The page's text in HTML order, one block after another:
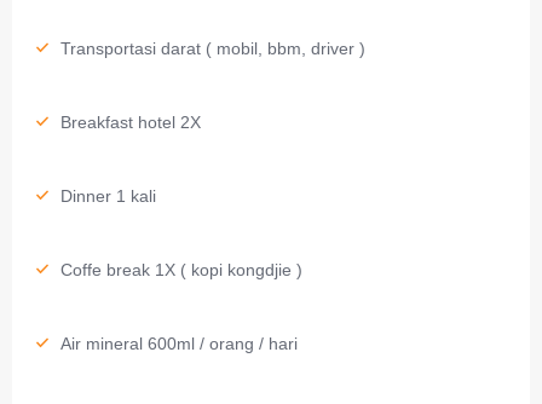
Transportasi darat ( mobil, bbm, driver )
Breakfast hotel 2X
Dinner 1 kali
Coffe break 1X ( kopi kongdjie )
Air mineral 600ml / orang / hari